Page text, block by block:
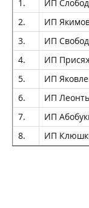
1.
ИП
2.
ИП
3.
ИП
4.
ИП
5.
ИП
6.
ИП
7.
ИП
8.
ИП